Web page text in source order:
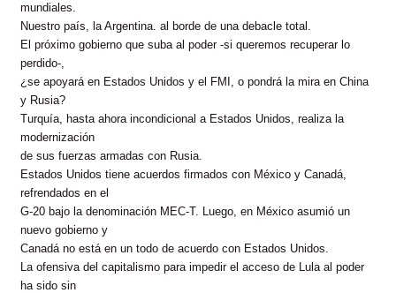
mundiales.
Nuestro país, la Argentina. al borde de una debacle total.
El próximo gobierno que suba al poder -si queremos recuperar lo
perdido-,
¿se apoyará en Estados Unidos y el FMI, o pondrá la mira en China
y Rusia?
Turquía, hasta ahora incondicional a Estados Unidos, realiza la
modernización
de sus fuerzas armadas con Rusia.
Estados Unidos tiene acuerdos firmados con México y Canadá,
refrendados en el
G-20 bajo la denominación MEC-T. Luego, en México asumió un
nuevo gobierno y
Canadá no está en un todo de acuerdo con Estados Unidos.
La ofensiva del capitalismo para impedir el acceso de Lula al poder
ha sido sin